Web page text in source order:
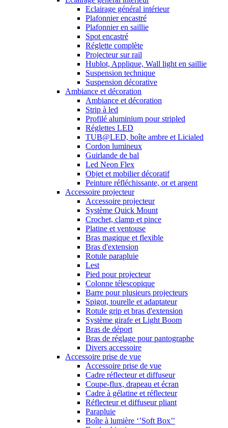
Eclairage général intérieur
Plafonnier encastré
Plafonnier en saillie
Spot encastré
Réglette complète
Projecteur sur rail
Hublot, Applique, Wall light en saillie
Suspension technique
Suspension décorative
Ambiance et décoration
Ambiance et décoration
Strip à led
Profilé aluminium pour stripled
Réglettes LED
TUB@LED, boîte ambre et Licialed
Cordon lumineux
Guirlande de bal
Led Neon Flex
Objet et mobilier décoratif
Peinture réfléchissante, or et argent
Accessoire projecteur
Accessoire projecteur
Système Quick Mount
Crochet, clamp et pince
Platine et ventouse
Bras magique et flexible
Bras d'extension
Rotule parapluie
Lest
Pied pour projecteur
Colonne télescopique
Barre pour plusieurs projecteurs
Spigot, tourelle et adaptateur
Rotule grip et bras d'extension
Système girafe et Light Boom
Bras de déport
Bras de réglage pour pantographe
Divers accessoire
Accessoire prise de vue
Accessoire prise de vue
Cadre réflecteur et diffuseur
Coupe-flux, drapeau et écran
Cadre à gélatine et réflecteur
Réflecteur et diffuseur pliant
Parapluie
Boîte à lumière ‘’Soft Box’’